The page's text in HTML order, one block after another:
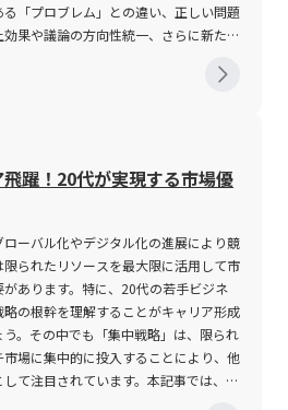
グ手法の革新、さらには顧客との新た
バル市場における競争力を強化してい
ンな意思決定が急速に進む中、企業内
ムな情報共有と高度な分析が不可欠と
れている点は注目に値します。 ま
メーションは、単に技術的な導入だけ
や組織再編成を伴う全社的な取り組み
生産性向上を目指すだけでなく、従業
たな働き方の浸透が必要不可欠です。
しい市場環境に柔軟に対応できる体制
するための基盤を作り上げることが可
デジタル技術の急速な進展に伴い、企
クやプライバシー問題にも直面してい
導入・運用と並行して、ガバナンス体
る取り組みが求められるようになって
洩やサイバー攻撃への対策は、企業の
「プロブレム」との違い、正しい問題
果や議論の方向性統一、さらに新たな
も触れる。 「イシュー」と
なる現状の障壁ではなく、正確に特定
本的改善や成長を後押しする重要な要
の重要性は、従来の課題解決手法か
て注目されている。 さらに、イシュ
る、目の前に現れる個別の課題と区別
かつ限定的なものに留まるのに対し、
事の核心を突くものであり、ゼロベー
用を通して検討されることが多い。こ
だけでなく、根本原因の追求と業務改
ーを効
くつかの注意点が存在する。まず、イ
はない。多くの組織や個人が直面する
躍！20代が実現する市場優
ーバル化やデジタル化の進展により競
られたリソースを最大限に活用して市
あります。特に、20代の若手ビジネ
の根幹を理解することがキャリア形成
。その中でも「集中戦略」は、限られ
場に集中的に投入することにより、他
て注目されています。本記事では、
、集中戦略の基本概念、メリット・デ